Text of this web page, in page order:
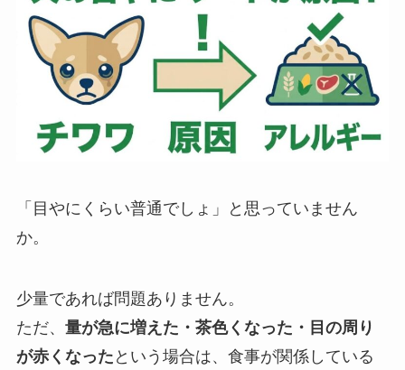
「目やにくらい普通でしょ」と思っていません
か。
少量であれば問題ありません。
ただ、 量が急に増えた・茶色くなった・目の周り
が赤くなった という場合は、食事が関係している